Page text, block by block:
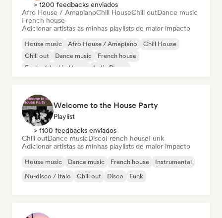
> 1200 feedbacks enviados
Afro House / AmapianoChill HouseChill outDance music
French house
Adicionar artistas às minhas playlists de maior impacto
House music Afro House / Amapiano
Chill House
Chill out
Dance music
French house
Funky / Jackin House
Indie Dance
Welcome to the House Party
Playlist
> 1100 feedbacks enviados
Chill outDance musicDiscoFrench houseFunk
Adicionar artistas às minhas playlists de maior impacto
House music Dance music French house
Instrumental
Nu-disco / Italo
Chill out Disco Funk